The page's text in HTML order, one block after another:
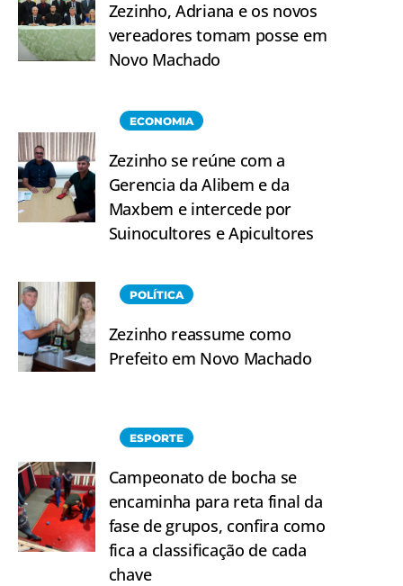
Zezinho, Adriana e os novos
vereadores tomam posse em
Novo Machado
ECONOMIA
Zezinho se reúne com a
Gerencia da Alibem e da
Maxbem e intercede por
Suinocultores e Apicultores
POLÍTICA
Zezinho reassume como
Prefeito em Novo Machado
ESPORTE
Campeonato de bocha se
encaminha para reta final da
fase de grupos, confira como
fica a classificação de cada
chave